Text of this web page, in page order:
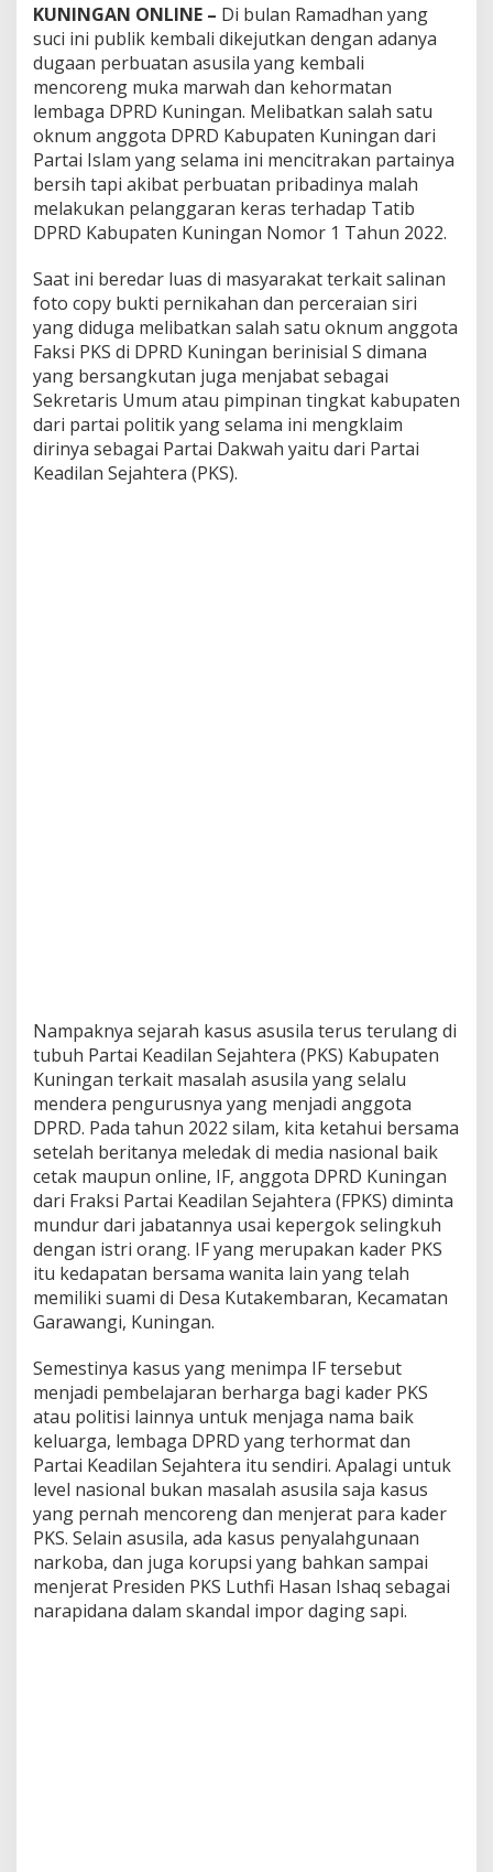
KUNINGAN ONLINE – Di bulan Ramadhan yang
suci ini publik kembali dikejutkan dengan adanya
dugaan perbuatan asusila yang kembali
mencoreng muka marwah dan kehormatan
lembaga DPRD Kuningan. Melibatkan salah satu
oknum anggota DPRD Kabupaten Kuningan dari
Partai Islam yang selama ini mencitrakan partainya
bersih tapi akibat perbuatan pribadinya malah
melakukan pelanggaran keras terhadap Tatib
DPRD Kabupaten Kuningan Nomor 1 Tahun 2022.
Saat ini beredar luas di masyarakat terkait salinan
foto copy bukti pernikahan dan perceraian siri
yang diduga melibatkan salah satu oknum anggota
Faksi PKS di DPRD Kuningan berinisial S dimana
yang bersangkutan juga menjabat sebagai
Sekretaris Umum atau pimpinan tingkat kabupaten
dari partai politik yang selama ini mengklaim
dirinya sebagai Partai Dakwah yaitu dari Partai
Keadilan Sejahtera (PKS).
Nampaknya sejarah kasus asusila terus terulang di
tubuh Partai Keadilan Sejahtera (PKS) Kabupaten
Kuningan terkait masalah asusila yang selalu
mendera pengurusnya yang menjadi anggota
DPRD. Pada tahun 2022 silam, kita ketahui bersama
setelah beritanya meledak di media nasional baik
cetak maupun online, IF, anggota DPRD Kuningan
dari Fraksi Partai Keadilan Sejahtera (FPKS) diminta
mundur dari jabatannya usai kepergok selingkuh
dengan istri orang. IF yang merupakan kader PKS
itu kedapatan bersama wanita lain yang telah
memiliki suami di Desa Kutakembaran, Kecamatan
Garawangi, Kuningan.
Semestinya kasus yang menimpa IF tersebut
menjadi pembelajaran berharga bagi kader PKS
atau politisi lainnya untuk menjaga nama baik
keluarga, lembaga DPRD yang terhormat dan
Partai Keadilan Sejahtera itu sendiri. Apalagi untuk
level nasional bukan masalah asusila saja kasus
yang pernah mencoreng dan menjerat para kader
PKS. Selain asusila, ada kasus penyalahgunaan
narkoba, dan juga korupsi yang bahkan sampai
menjerat Presiden PKS Luthfi Hasan Ishaq sebagai
narapidana dalam skandal impor daging sapi.